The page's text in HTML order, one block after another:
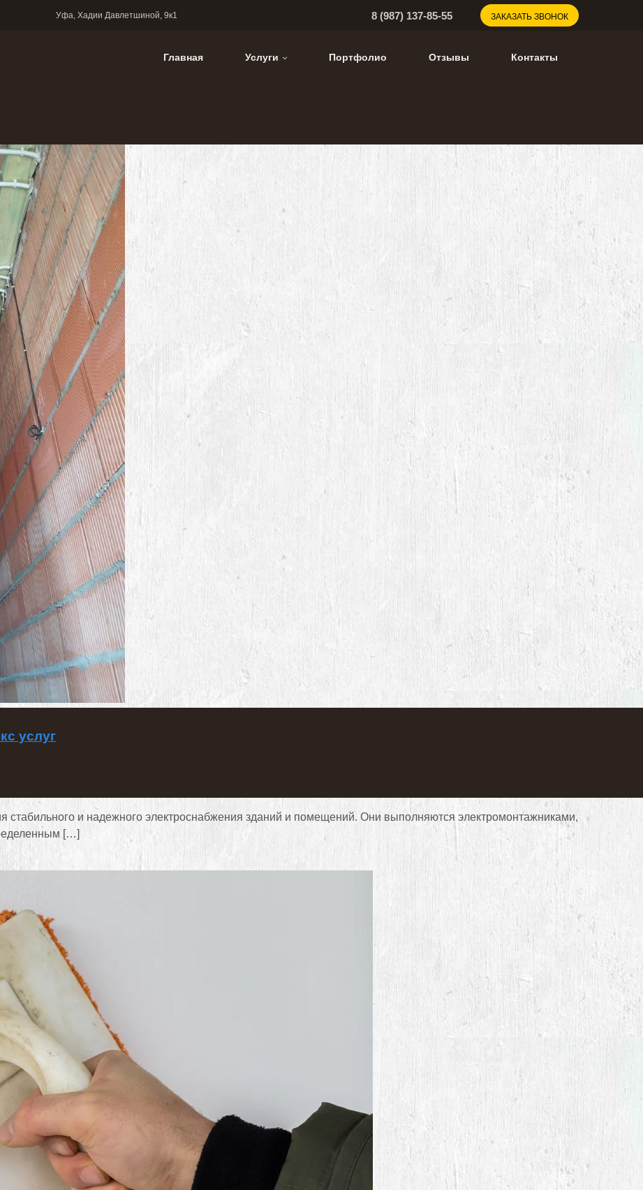
Уфа, Хадии Давлетшиной, 9к1 8 (987) 137-85-55 ЗАКАЗАТЬ ЗВОНОК
Главная Услуги Портфолио Отзывы Контакты
услуг
и надежного электроснабжения зданий и помещений. Они выполняются электромонтажниками,
[…]